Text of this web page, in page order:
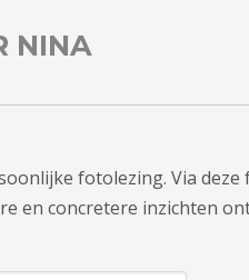
NINA
fotolezing. Via
en concretere inzichten